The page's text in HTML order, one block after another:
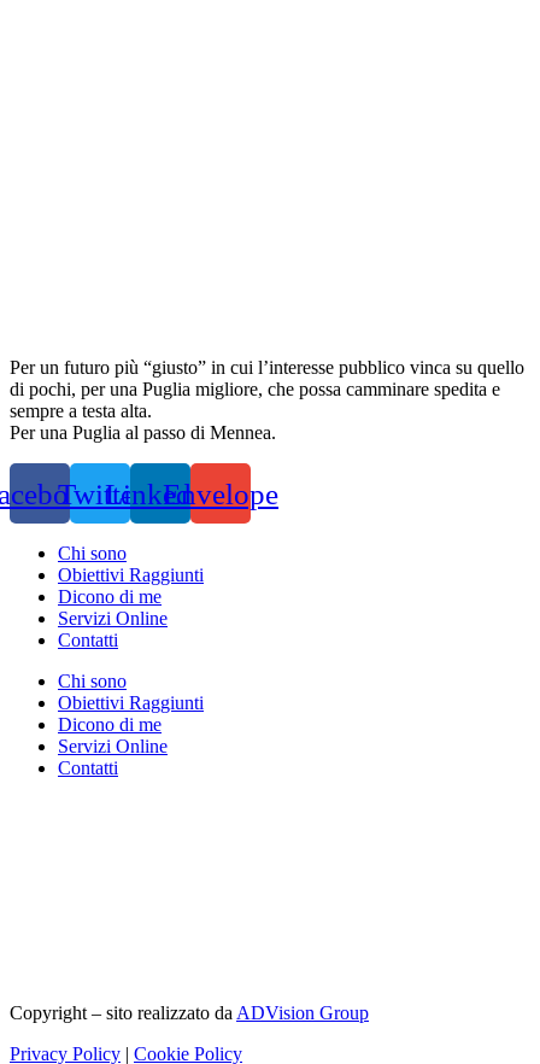
Per un futuro più “giusto” in cui l’interesse pubblico vinca su quello
di pochi, per una Puglia migliore, che possa camminare spedita e
sempre a testa alta.
Per una Puglia al passo di Mennea.
TwitterLinkedinEnvelope
Chi sono
Obiettivi Raggiunti
Dicono di me
Servizi Online
Contatti
Chi sono
Obiettivi Raggiunti
Dicono di me
Servizi Online
Contatti
Copyright – sito realizzato da ADVision Group
Privacy Policy | Cookie Policy